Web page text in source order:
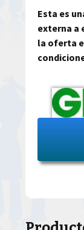
Esta es
externa a
la oferta